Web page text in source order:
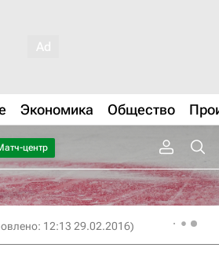
Экономика Общество
центр
12:13 29.02.2016)